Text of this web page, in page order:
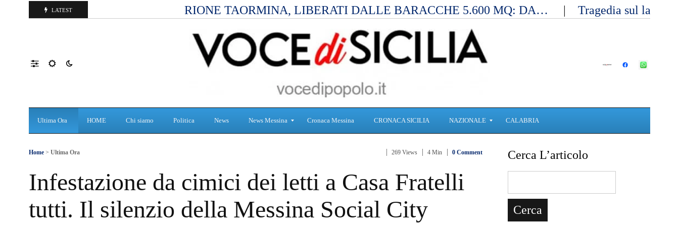
LATEST RIONE TAORMINA, LIBERATI DALLE BARACCHE 5.600 MQ: DA… Tragedia sul
Ultima Ora HOME Chi siamo Politica News News Messina
n
à
Cronaca Messina CRONACA SICILIA NAZIONALE
r
n
CALABRIA
Home > Ultima Ora 269 Views 4 Min 0 Comment
Infestazione da cimici dei letti a Casa Fratelli
tutti. Il silenzio della Messina Social City
Cerca L’articolo